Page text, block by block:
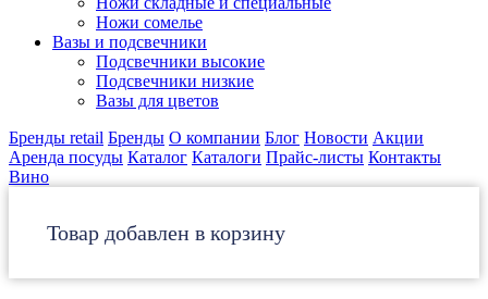
Ножи сомелье
Вазы и подсвечники
Подсвечники высокие
Подсвечники низкие
Вазы для цветов
Бренды retail Бренды О компании Блог Новости Акции
Аренда посуды Каталог Каталоги Прайс-листы Контакты
Вино
Товар добавлен в корзину